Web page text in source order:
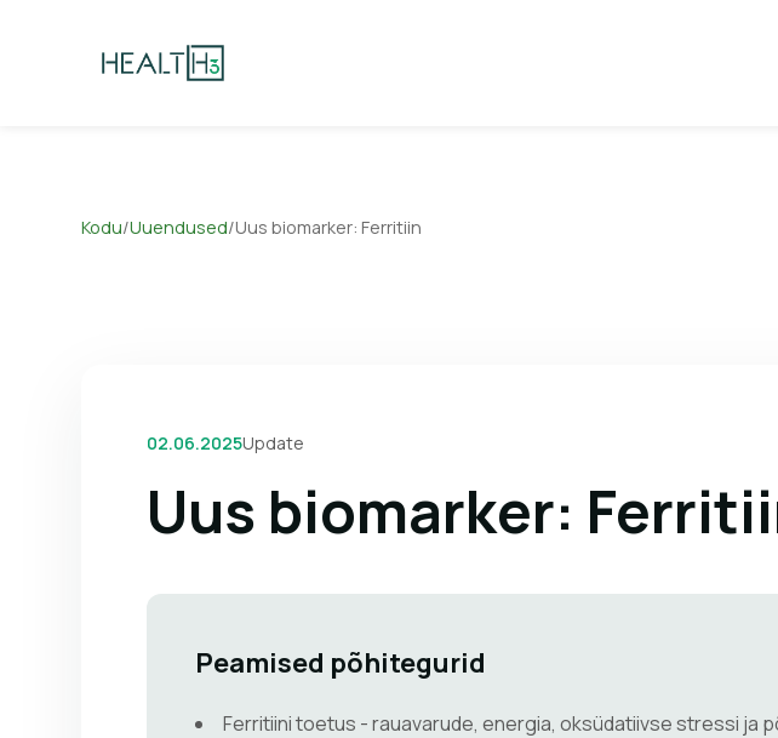
Kodu/Uuendused/Uus biomarker: Ferritiin
02.06.2025Update
Uus biomarker:
Peamised põhitegurid
Ferritiini toetus - rauavarude, energia, oksüdatiivse stressi ja